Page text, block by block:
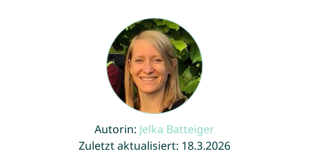
Autorin: Jelka Batteiger
Zuletzt aktualisiert: 18.3.2026